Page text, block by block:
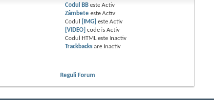
Codul BB esteActiv
Zâmbete esteActiv
Codul
[IMG] esteActiv
[VIDEO] code isActiv
Codul HTML este Inactiv
Trackbacks are Inactiv
Reguli Forum